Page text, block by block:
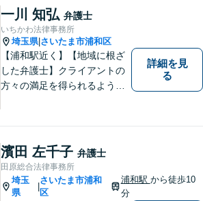
速かつ丁寧な対応を心がけて
おりますので、お気軽にご相
談ください。【弁護士歴10年
以上】【初回相談30分無料】
一川 知弘 弁護士
いちかわ法律事務所
埼玉県| さいたま市浦和区
【浦和駅近く】【地域に根ざ
した弁護士】クライアントの
方々の満足を得られるよう最
題／企業法務など、幅広く対
応可能。【明確な料金体系】
法律トラブルでお悩みの方
は、どうぞお気軽にご相談く
ださい。
詳細を見
る
濱田 左千子 弁護士
田原総合法律事務所
埼玉
県
|
さいたま市浦和
区
浦和駅 から徒歩10
分